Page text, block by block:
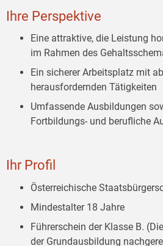
Ihre Perspektive
Eine attraktive, die Leistung
im Rahmen des
Ein sicherer Arbeitsplatz mit
herausfordernden Tätigkeiten
Umfassende Ausbildungen
Fortbildungs- und berufliche
Ihr Profil
Österreichische
Mindestalter 18 Jahre
Führerschein der Klasse B.
der Grundausbildung